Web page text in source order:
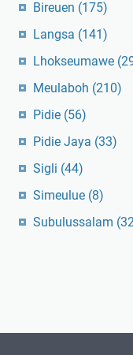
Bireuen (175)
Langsa (141)
Lhokseumawe
Meulaboh (210)
Pidie (56)
Pidie Jaya (33)
Sigli (44)
Simeulue (8)
Subulussalam